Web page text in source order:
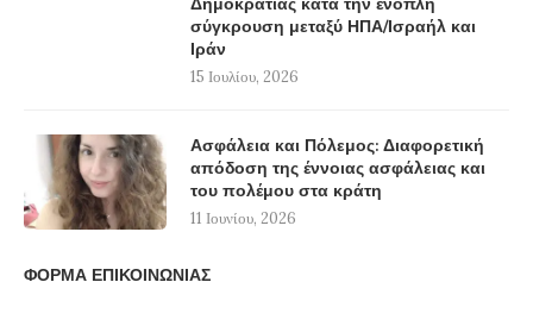
σύγκρουση μεταξύ ΗΠΑ/Ισραήλ και
Ιράν
15 Ιουλίου, 2026
Ασφάλεια και Πόλεμος: Διαφορετική
απόδοση της έννοιας ασφάλειας και
του πολέμου στα κράτη
11 Ιουνίου, 2026
ΦΟΡΜΑ ΕΠΙΚΟΙΝΩΝΙΑΣ